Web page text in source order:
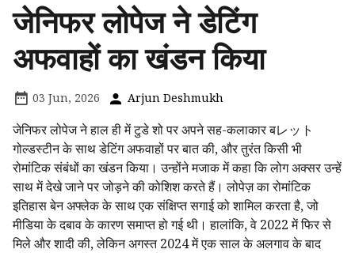
जेनिफर लोपेज ने डेटिंग
अफवाहों का खंडन किया
03 Jun, 2026 Arjun Deshmukh
जेनिफर लोपेज ने हाल ही में टुडे शो पर अपने सह-कलाकार बレット
गोल्डस्टीन के साथ डेटिंग अफवाहों पर बात की, और तुरंत किसी भी
रोमांटिक संबंधों का खंडन किया। उन्होंने मजाक में कहा कि लोग अक्सर उन्हें
साथ में देखे जाने पर जोड़ने की कोशिश करते हैं। लोपेज़ का रोमांटिक
इतिहास बेन अफ्लेक के साथ एक संक्षिप्त सगाई को शामिल करता है, जो
मीडिया के दबाव के कारण समाप्त हो गई थी। हालांकि, वे 2022 में फिर से
मिले और शादी की, लेकिन अगस्त 2024 में एक साल के अलगाव के बाद